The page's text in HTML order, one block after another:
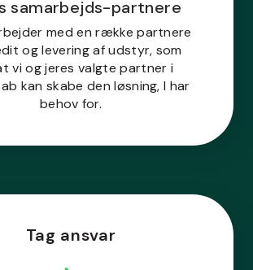
samarbejds-partnere
med en række partnere
og levering af udstyr, som
vi og jeres valgte partner i
kan skabe den løsning, I har
behov for.
Tag ansvar